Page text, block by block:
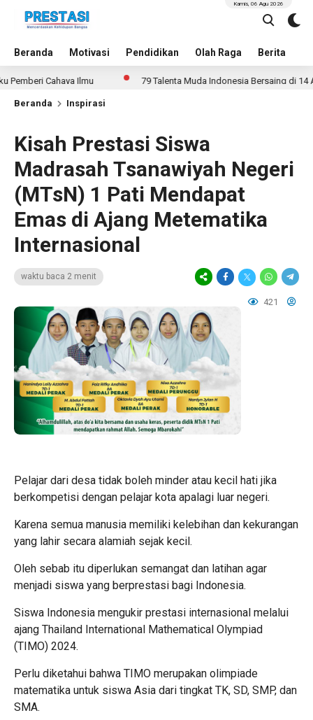
Beranda Motivasi Pendidikan Olah Raga Berita
Kamis, 06 Agu 2026
Cahaya Ilmu 79 Talenta Muda Indonesia Bersaing di 14 Ajang
Beranda Inspirasi
Kisah Prestasi Siswa
Madrasah Tsanawiyah Negeri
(MTsN) 1 Pati Mendapat
Emas di Ajang Metematika
Internasional
waktu baca 2 menit
421
Pelajar dari desa tidak boleh minder atau kecil hati jika
berkompetisi dengan pelajar kota apalagi luar negeri.
Karena semua manusia memiliki kelebihan dan kekurangan
yang lahir secara alamiah sejak kecil.
Oleh sebab itu diperlukan semangat dan latihan agar
menjadi siswa yang berprestasi bagi Indonesia.
Siswa Indonesia mengukir prestasi internasional melalui
ajang Thailand International Mathematical Olympiad
(TIMO) 2024.
Perlu diketahui bahwa TIMO merupakan olimpiade
matematika untuk siswa Asia dari tingkat TK, SD, SMP, dan
SMA.